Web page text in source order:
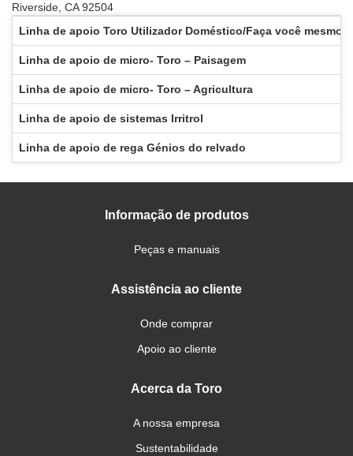
Riverside, CA 92504
Linha de apoio Toro Utilizador Doméstico/Faça você mesmo
Linha de apoio de micro- Toro – Paisagem
Linha de apoio de micro- Toro – Agricultura
Linha de apoio de sistemas Irritrol
Linha de apoio de rega Génios do relvado
Informação de produtos
Peças e manuais
Assistência ao cliente
Onde comprar
Apoio ao cliente
Acerca da Toro
A nossa empresa
Sustentabilidade